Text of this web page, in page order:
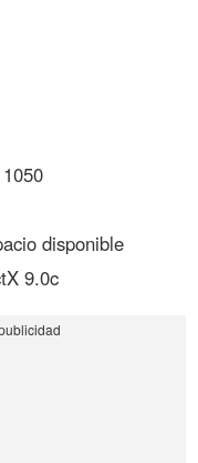
disponible
9.0c